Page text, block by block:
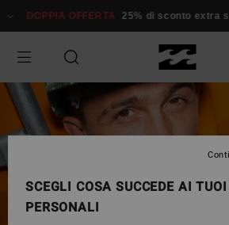
alle
prodotto
DOPPIA OFFERTA 25% di sconto extra su
SCEGLI COSA SUCCEDE AI
PERSONALI